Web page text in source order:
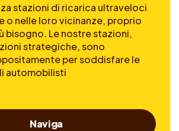
stazioni di ricarica ultraveloci
o nelle loro vicinanze, proprio
bisogno. Le nostre stazioni,
strategiche, sono
per soddisfare le
automobilisti
Naviga